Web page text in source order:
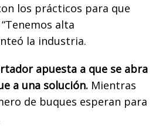
los prácticos para que
alta
la industria.
apuesta a que se abra
a una solución. Mientras
de buques esperan para